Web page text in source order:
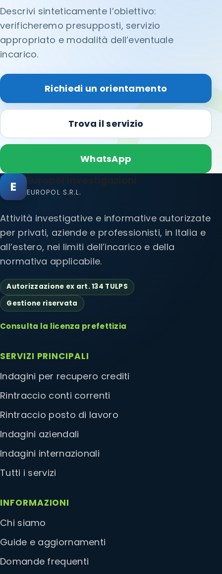
Descrivi sinteticamente l’obiettivo:
verificheremo presupposti, servizio
appropriato e modalità dell’eventuale
incarico.
Richiedi un orientamento
Trova il servizio
WhatsApp
E Europol Investigazioni
EUROPOL S.R.L.
Attività investigative e informative autorizzate
per privati, aziende e professionisti, in Italia e
all’estero, nei limiti dell’incarico e della
normativa applicabile.
Autorizzazione ex art. 134 TULPS
Gestione riservata
Consulta la licenza prefettizia
SERVIZI PRINCIPALI
Indagini per recupero crediti
Rintraccio conti correnti
Rintraccio posto di lavoro
Indagini aziendali
Indagini internazionali
Tutti i servizi
INFORMAZIONI
Chi siamo
Guide e aggiornamenti
Domande frequenti